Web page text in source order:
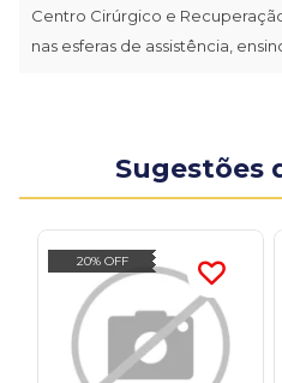
Centro Cirúrgico e
nas esferas de assistência,
Sugestões
20% OFF